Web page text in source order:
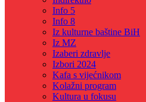
Info 5
Info 8
Iz kulturne baštine BiH
Iz MZ
Izaberi zdravlje
Izbori 2024
Kafa s vijećnikom
Kolažni program
Kultura u fokusu